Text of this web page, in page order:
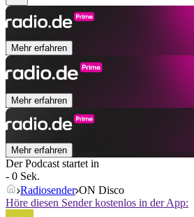
Mehr erfahren
Mehr erfahren
Mehr erfahren
Der Podcast startet in
- 0 Sek.
Radiosender ON Disco
Höre diesen Sender kostenlos in der App: